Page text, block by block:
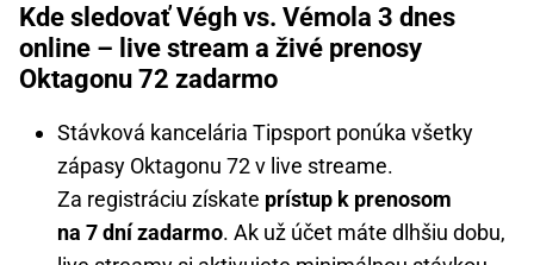
Kde sledovať Végh vs. Vémola 3 dnes
online – live stream a živé prenosy
Oktagonu 72 zadarmo
Stávková kancelária Tipsport ponúka všetky
zápasy Oktagonu 72 v live streame.
Za registráciu získate prístup k prenosom
na 7 dní zadarmo. Ak už účet máte dlhšiu dobu,